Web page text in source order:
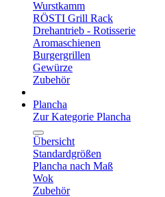
Wurstkamm
RÖSTI Grill Rack
Drehantrieb - Rotisserie
Aromaschienen
Burgergrillen
Gewürze
Zubehör
Plancha
Zur Kategorie Plancha
Übersicht
Standardgrößen
Plancha nach Maß
Wok
Zubehör